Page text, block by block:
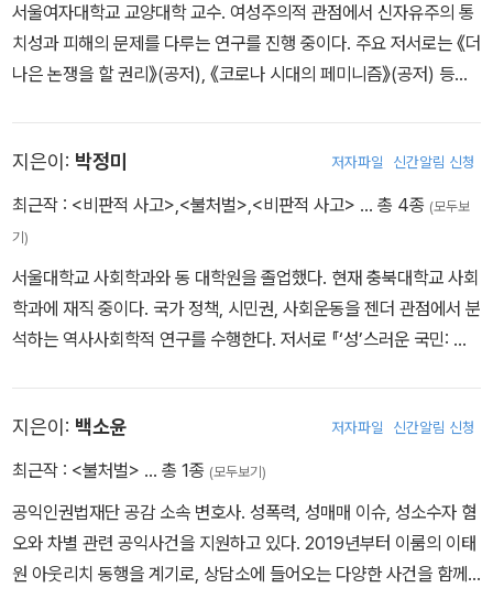
서울여자대학교 교양대학 교수. 여성주의적 관점에서 신자유주의 통
치성과 피해의 문제를 다루는 연구를 진행 중이다. 주요 저서로는 《더
나은 논쟁을 할 권리》(공저), 《코로나 시대의 페미니즘》(공저) 등이
지은이: 박정미 저자파일 신간알림 신청
최근작 : <비판적 사고>,<불처벌>,<비판적 사고> … 총 4종 (모두보
기)
서울대학교 사회학과와 동 대학원을 졸업했다. 현재 충북대학교 사회
학과에 재직 중이다. 국가 정책, 시민권, 사회운동을 젠더 관점에서 분
석하는 역사사회학적 연구를 수행한다. 저서로 『‘성’스러운 국민: 젠
지은이: 백소윤 저자파일 신간알림 신청
최근작 : <불처벌> … 총 1종 (모두보기)
공익인권법재단 공감 소속 변호사. 성폭력, 성매매 이슈, 성소수자 혐
오와 차별 관련 공익사건을 지원하고 있다. 2019년부터 이룸의 이태
원 아웃리치 동행을 계기로, 상담소에 들어오는 다양한 사건을 함께